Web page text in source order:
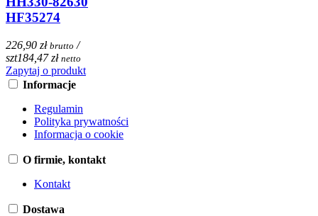
HF35274
226,90 zł brutto /
szt184,47 zł netto
Zapytaj o produkt
Informacje
Regulamin
Polityka prywatności
Informacja o cookie
O firmie, kontakt
Kontakt
Dostawa